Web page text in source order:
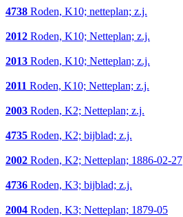
4738 Roden, K10; netteplan; z.j.
2012 Roden, K10; Netteplan; z.j.
2013 Roden, K10; Netteplan; z.j.
2011 Roden, K10; Netteplan; z.j.
2003 Roden, K2; Netteplan; z.j.
4735 Roden, K2; bijblad; z.j.
2002 Roden, K2; Netteplan; 1886-02-27
4736 Roden, K3; bijblad; z.j.
2004 Roden, K3; Netteplan; 1879-05